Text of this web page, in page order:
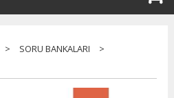
> SORU BANKALARI
>